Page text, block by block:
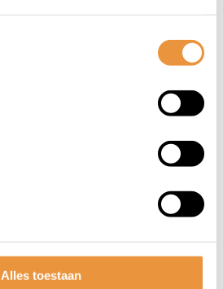
Alles toestaan